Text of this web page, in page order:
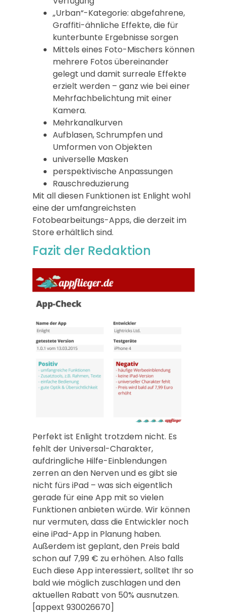
„Urban“-Kategorie: abgefahrene,
Graffiti-ähnliche Effekte, die für
kunterbunte Ergebnisse sorgen
Mittels eines Foto-Mischers können
mehrere Fotos übereinander
gelegt und damit surreale Effekte
erzielt werden – ganz wie bei einer
Mehrfachbelichtung mit einer
Kamera.
Mehrkanalkurven
Aufblasen, Schrumpfen und
Umformen von Objekten
universelle Masken
perspektivische Anpassungen
Rauschreduzierung
Mit all diesen Funktionen ist Enlight wohl
eine der umfangreichsten
Fotobearbeitungs-Apps, die derzeit im
Store erhältlich sind.
Fazit der Redaktion
Perfekt ist Enlight trotzdem nicht. Es
fehlt der Universal-Charakter,
aufdringliche Hilfe-Einblendungen
zerren an den Nerven und es gibt sie
nicht fürs iPad – was sich eigentlich
gerade für eine App mit so vielen
Funktionen anbieten würde. Wir können
nur vermuten, dass die Entwickler noch
eine iPad-App in Planung haben.
Außerdem ist geplant, den Preis bald
schon auf 7,99 € zu erhöhen. Also falls
Euch diese App interessiert, solltet Ihr so
bald wie möglich zuschlagen und den
aktuellen Rabatt von 50% ausnutzen.
[appext 930026670]